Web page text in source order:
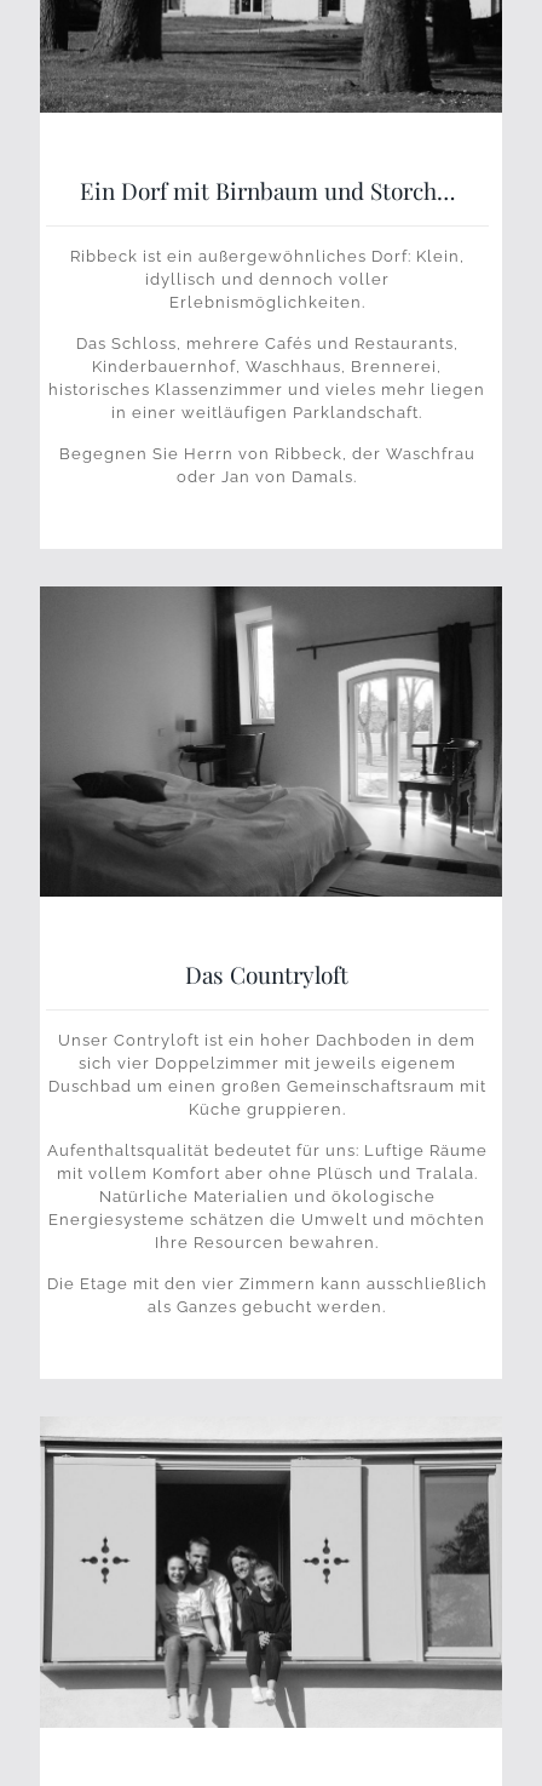
Ein Dorf mit Birnbaum und Storch…
Ribbeck ist ein außergewöhnliches Dorf: Klein,
idyllisch und dennoch voller
Erlebnismöglichkeiten.
Das Schloss, mehrere Cafés und Restaurants,
Kinderbauernhof, Waschhaus, Brennerei,
historisches Klassenzimmer und vieles mehr liegen
in einer weitläufigen Parklandschaft.
Begegnen Sie Herrn von Ribbeck, der Waschfrau
oder Jan von Damals.
Das Countryloft
Unser Contryloft ist ein hoher Dachboden in dem
sich vier Doppelzimmer mit jeweils eigenem
Duschbad um einen großen Gemeinschaftsraum mit
Küche gruppieren.
Aufenthaltsqualität bedeutet für uns: Luftige Räume
mit vollem Komfort aber ohne Plüsch und Tralala.
Natürliche Materialien und ökologische
Energiesysteme schätzen die Umwelt und möchten
Ihre Resourcen bewahren.
Die Etage mit den vier Zimmern kann ausschließlich
als Ganzes gebucht werden.